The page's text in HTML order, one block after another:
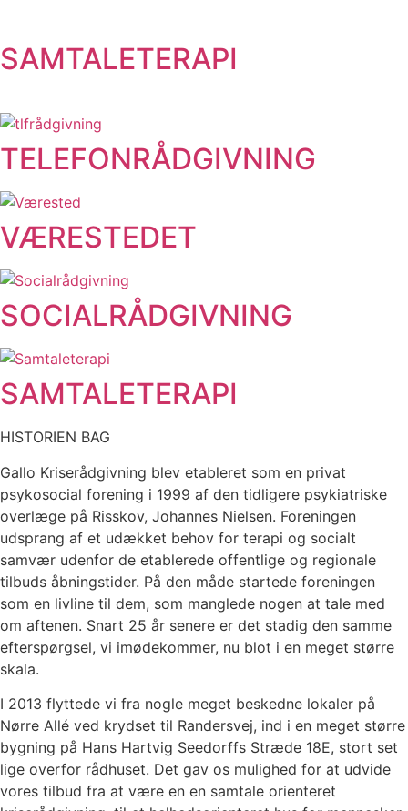
SAMTALETERAPI
TELEFONRÅDGIVNING
VÆRESTEDET
SOCIALRÅDGIVNING
SAMTALETERAPI
HISTORIEN BAG
Gallo Kriserådgivning blev etableret som en privat
psykosocial forening i 1999 af den tidligere psykiatriske
overlæge på Risskov, Johannes Nielsen. Foreningen
udsprang af et udækket behov for terapi og socialt
samvær udenfor de etablerede offentlige og regionale
tilbuds åbningstider. På den måde startede foreningen
som en livline til dem, som manglede nogen at tale med
om aftenen. Snart 25 år senere er det stadig den samme
efterspørgsel, vi imødekommer, nu blot i en meget større
skala.
I 2013 flyttede vi fra nogle meget beskedne lokaler på
Nørre Allé ved krydset til Randersvej, ind i en meget større
bygning på Hans Hartvig Seedorffs Stræde 18E, stort set
lige overfor rådhuset. Det gav os mulighed for at udvide
vores tilbud fra at være en en samtale orienteret